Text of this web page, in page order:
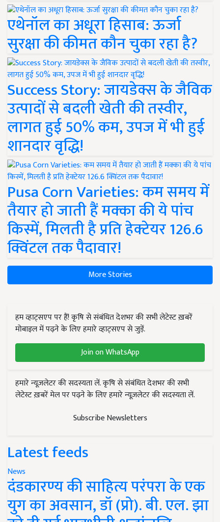
एथेनॉल का अधूरा हिसाब: ऊर्जा
सुरक्षा की कीमत कौन चुका रहा है?
Success Story: जायडेक्स के जैविक
उत्पादों से बदली खेती की तस्वीर,
लागत हुई 50% कम, उपज में भी हुई
शानदार वृद्धि!
Pusa Corn Varieties: कम समय में
तैयार हो जाती हैं मक्का की ये पांच
किस्में, मिलती है प्रति हेक्टेयर 126.6
क्विंटल तक पैदावार!
More Stories
हम व्हाट्सएप पर हैं! कृषि से संबंधित देशभर की सभी लेटेस्ट ख़बरें
मोबाइल में पढ़ने के लिए हमारे व्हाट्सएप से जुड़ें.
Join on WhatsApp
हमारे न्यूज़लेटर की सदस्यता लें. कृषि से संबंधित देशभर की सभी
लेटेस्ट ख़बरें मेल पर पढ़ने के लिए हमारे न्यूज़लेटर की सदस्यता लें.
Subscribe Newsletters
Latest feeds
News
दंडकारण्य की साहित्य परंपरा के एक
युग का अवसान, डॉ (प्रो). बी. एल. झा